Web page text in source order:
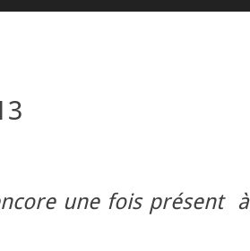
une fois présent à